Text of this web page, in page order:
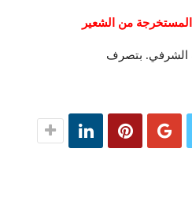
من الشعير
الشرفي. بتصرف